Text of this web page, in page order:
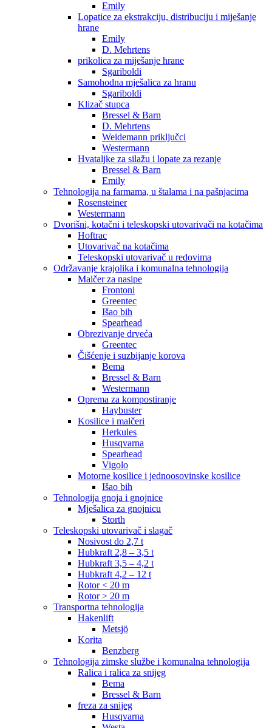
Emily
Lopatice za ekstrakciju, distribuciju i miješanje
hrane
Emily
D. Mehrtens
prikolica za miješanje hrane
Sgariboldi
Samohodna mješalica za hranu
Sgariboldi
Klizač stupca
Bressel & Barn
D. Mehrtens
Weidemann priključci
Westermann
Hvataljke za silažu i lopate za rezanje
Bressel & Barn
Emily
Tehnologija na farmama, u štalama i na pašnjacima
Rosensteiner
Westermann
Dvorišni, kotačni i teleskopski utovarivači na kotačima
Hoftrac
Utovarivač na kotačima
Teleskopski utovarivač u redovima
Održavanje krajolika i komunalna tehnologija
Malčer za nasipe
Frontoni
Greentec
Išao bih
Spearhead
Obrezivanje drveća
Greentec
Čišćenje i suzbijanje korova
Bema
Bressel & Barn
Westermann
Oprema za kompostiranje
Haybuster
Kosilice i malčeri
Herkules
Husqvarna
Spearhead
Vigolo
Motorne kosilice i jednoosovinske kosilice
Išao bih
Tehnologija gnoja i gnojnice
Mješalica za gnojnicu
Storth
Teleskopski utovarivač i slagač
Nosivost do 2,7 t
Hubkraft 2,8 – 3,5 t
Hubkraft 3,5 – 4,2 t
Hubkraft 4,2 – 12 t
Rotor < 20 m
Rotor > 20 m
Transportna tehnologija
Hakenlift
Metsjö
Korita
Benzberg
Tehnologija zimske službe i komunalna tehnologija
Ralica i ralica za snijeg
Bema
Bressel & Barn
freza za snijeg
Husqvarna